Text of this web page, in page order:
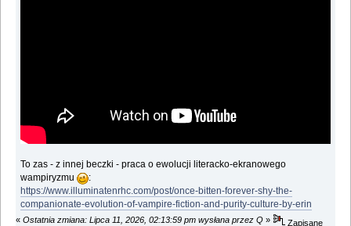
To zas - z innej beczki - praca o ewolucji literacko-ekranowego
wampiryzmu
:
https://www.illuminatenrhc.com/post/once-bitten-forever-shy-the-
companionate-evolution-of-vampire-fiction-and-purity-culture-by-erin
« Ostatnia zmiana: Lipca 11, 2026, 02:13:59 pm wysłana przez Q » Zapisane